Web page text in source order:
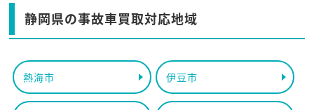
静岡県の事故車買取対応地域
熱海市 伊豆市